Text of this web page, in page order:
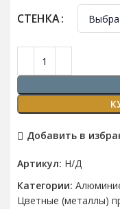
СТЕНКА
Добавить в
Артикул: Н/Д
Категории:
Цветные (металлы)